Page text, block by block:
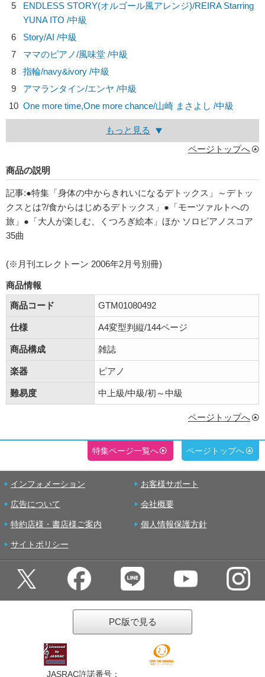
5
ENDLESS STORY(オルゴール風アレンジ)/REIRA Starring
YUNA ITO /中級
6
Story/AI /中級
7
ママのピアノ/風味堂 /中級
8
指輪/navy&ivory /中級
9
アマランタイン/エンヤ /中級
10 One more time,One more chance/山崎 まさよし /中級
もっと見る
ページトップへ
商品の説明
記事:●特集「身体の中からきれいになるデトックス」～デトッ
クスとは?/食からはじめるデトックス」●「モーツァルトへの
旅」●「大人が楽しむ、くつろぎ絵本」ほか ソロピアノスコア
35曲
(※月刊エレクトーン 2006年2月号別冊)
商品情報
商品コード
GTM01080492
仕様 A4変型判縦/144ページ
商品構成 雑誌
楽器 ピアノ
難易度 中上級/中級/初～中級
ページトップへ
特集ページ一覧へ ページトップへ
インフォメーション お客様サポート
広告について 会社概要
特約店様・書店様ご案内 個人情報保護方針
サイトポリシー
PC版で見る
JASRAC許諾番号：